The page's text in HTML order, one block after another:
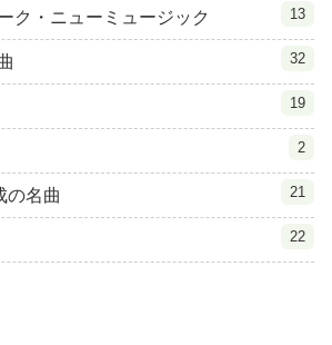
・ニューミュージック 13
32
19
2
の名曲 21
22